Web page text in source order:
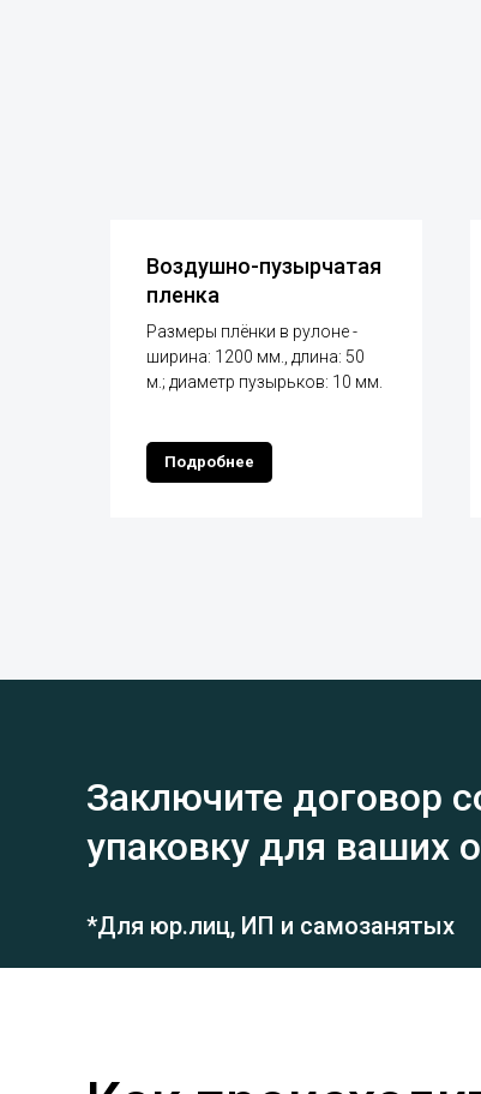
Воздушно-пузырчатая
пленка
Размеры плёнки в рулоне -
ширина: 1200 мм., длина: 50
м.; диаметр пузырьков: 10 мм.
Подробнее
Заключите договор
упаковку для ваших
*Для юр.лиц, ИП и самозанятых